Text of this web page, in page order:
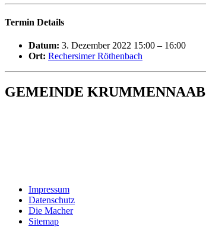
Termin Details
Datum: 3. Dezember 2022 15:00 – 16:00
Ort: Rechersimer Röthenbach
GEMEINDE KRUMMENNAAB
Impressum
Datenschutz
Die Macher
Sitemap